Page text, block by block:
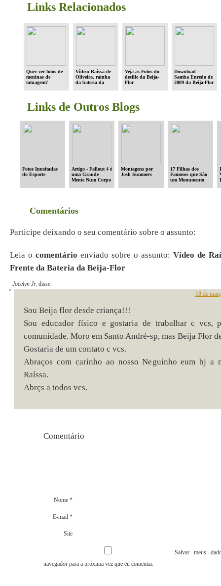
Links Relacionados
Quer ver fotos de
meninas de
tatuagem?
Vídeo: Raíssa de
Oliveira, rainha
da bateria da
Veja as Fotos do
desfile da Beija-
Flor
Download –
Samba Enredo de
2009 da Beija-Flor
Links de Outros Blogs
Fotos Inusitadas
do Esporte
Artigo - Fallout 4 é
uma Grande
Mente Num Corpo
Montagens por
Josh Summers
17 Filhas dos
Famosos que São
um Monumento
Comentários
Participe deixando o seu comentário sobre o assunto:
Leia o comentário enviado sobre o assunto: Vídeo de
Frente da Bateria da Beija-Flor
Jocelyn Jr. disse:
18 de
Sou Beija flor desde criança!!!
Sou educador físico e gostaria de trabalhar c vcs,
comunidade. Moro em Santo André-sp, mas Beija Flor
Gostaria de um contato c vcs.
Abraços com carinho ao nosso Neguinho eum bj a
Raíssa.
Abrçs a todos vcs.
Nome *
E-mail *
Site
Salvar meus
navegador para a próxima vez que eu comentar.